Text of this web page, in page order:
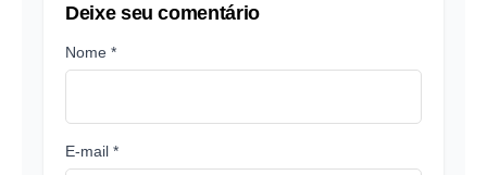
Deixe seu comentário
Nome *
E-mail *